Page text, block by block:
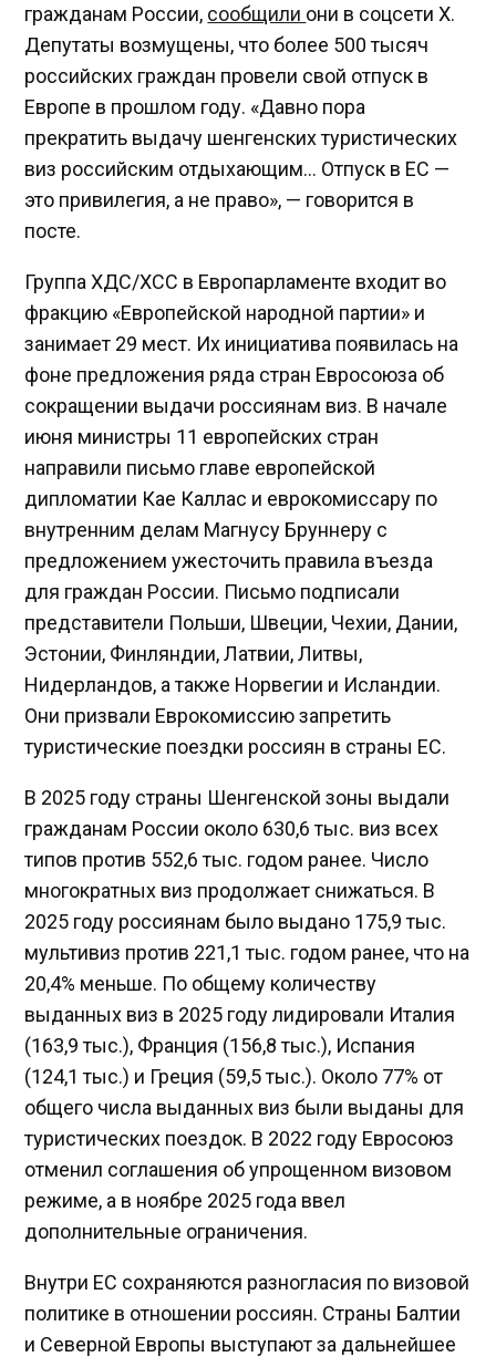
гражданам России, сообщили они в соцсети X.
Депутаты возмущены, что более 500 тысяч
российских граждан провели свой отпуск в
Европе в прошлом году. «Давно пора
прекратить выдачу шенгенских туристических
виз российским отдыхающим… Отпуск в ЕС —
это привилегия, а не право», — говорится в
посте.
Группа ХДС/ХСС в Европарламенте входит во
фракцию «Европейской народной партии» и
занимает 29 мест. Их инициатива появилась на
фоне предложения ряда стран Евросоюза об
сокращении выдачи россиянам виз. В начале
июня министры 11 европейских стран
направили письмо главе европейской
дипломатии Кае Каллас и еврокомиссару по
внутренним делам Магнусу Бруннеру с
предложением ужесточить правила въезда
для граждан России. Письмо подписали
представители Польши, Швеции, Чехии, Дании,
Эстонии, Финляндии, Латвии, Литвы,
Нидерландов, а также Норвегии и Исландии.
Они призвали Еврокомиссию запретить
туристические поездки россиян в страны ЕС.
В 2025 году страны Шенгенской зоны выдали
гражданам России около 630,6 тыс. виз всех
типов против 552,6 тыс. годом ранее. Число
многократных виз продолжает снижаться. В
2025 году россиянам было выдано 175,9 тыс.
мультивиз против 221,1 тыс. годом ранее, что на
20,4% меньше. По общему количеству
выданных виз в 2025 году лидировали Италия
(163,9 тыс.), Франция (156,8 тыс.), Испания
(124,1 тыс.) и Греция (59,5 тыс.). Около 77% от
общего числа выданных виз были выданы для
туристических поездок. В 2022 году Евросоюз
отменил соглашения об упрощенном визовом
режиме, а в ноябре 2025 года ввел
дополнительные ограничения.
Внутри ЕС сохраняются разногласия по визовой
политике в отношении россиян. Страны Балтии
и Северной Европы выступают за дальнейшее